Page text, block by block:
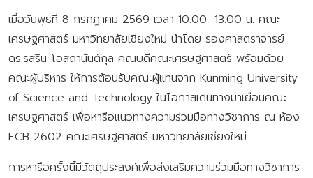
เมื่อวันพุธที่ 8 กรกฎาคม 2569 เวลา 10.00–13.00 น. คณะ
เศรษฐศาสตร์ มหาวิทยาลัยเชียงใหม่ นำโดย รองศาสตราจารย์
ดร.รสริน โอสถานันต์กุล คณบดีคณะเศรษฐศาสตร์ พร้อมด้วย
คณะผู้บริหาร ให้การต้อนรับคณะผู้แทนจาก Kunming University
of Science and Technology ในโอกาสเดินทางมาเยือนคณะ
เศรษฐศาสตร์ เพื่อหารือแนวทางความร่วมมือทางวิชาการ ณ ห้อง
ECB 2602 คณะเศรษฐศาสตร์ มหาวิทยาลัยเชียงใหม่
การหารือครั้งนี้มีวัตถุประสงค์เพื่อส่งเสริมความร่วมมือทางวิชาการ